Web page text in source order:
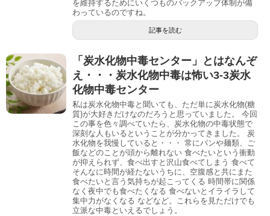
を維持するためにいくつものバックアップ体制が備
わっているのですね。
記事を読む
「炭水化物中毒センター」とはなんぞ
え・・・炭水化物中毒は怖い3-3炭水
化物中毒センター
私は炭水化物中毒と聞いても、ただ単に炭水化物(糖
質)が大好きだけなのだろうと思っていました。 今回
この事を色々調べていたら、炭水化物の中毒状態で
深刻な人もいるということが分かってきました。 炭
水化物を我慢していると・・・ 常にパンや麺類、ご
飯などのことが頭から離れない 食べたいという衝動
が抑えられず、食べ出すと沢山食べてしまう 食べて
そんなに時間が経たないうちに、空腹感と共にまた
食べたいと言う気持ちが起こってくる 時間帯に関係
なく夜中でも食べたくなる 食べないとイライラして
集中力がなくなる などなど。これらを見ただけでも
立派な中毒といえるでしょう。